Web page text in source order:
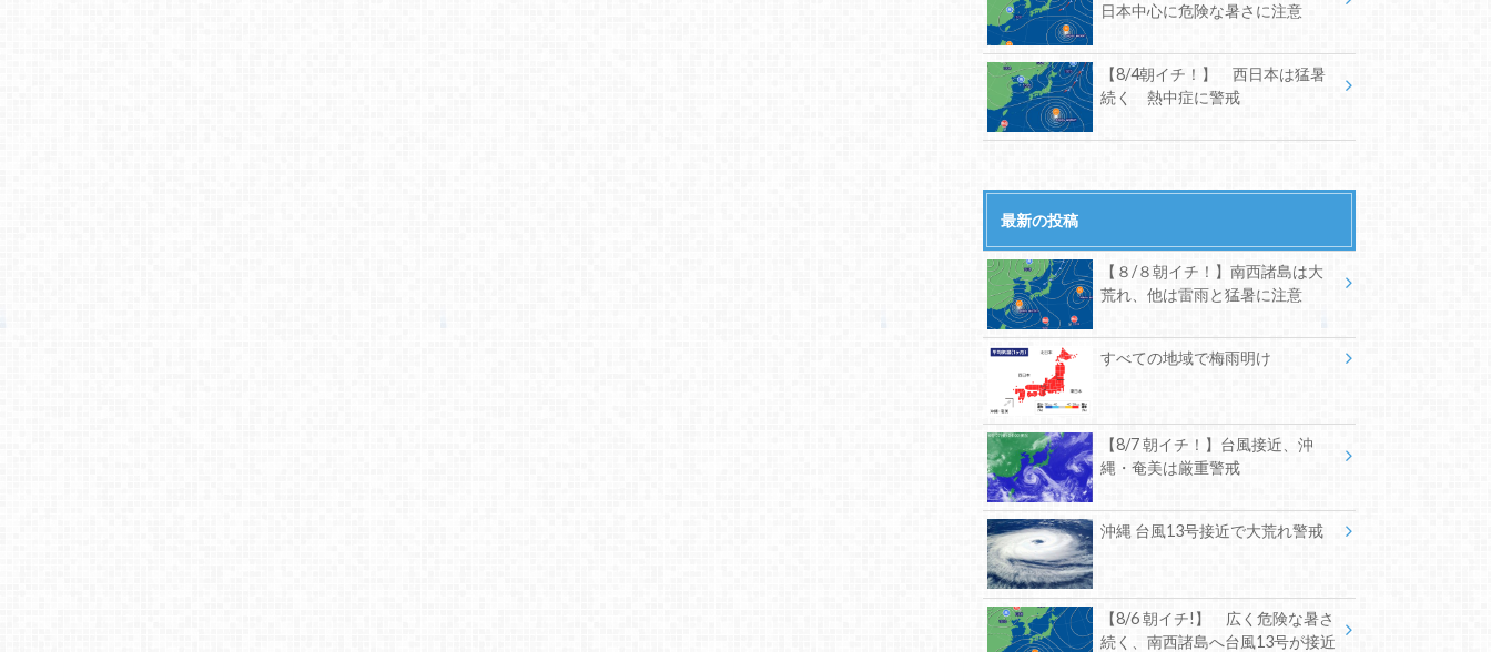
日本中心に危険な暑さに注意
【8/4朝イチ！】 西日本は猛暑
続く 熱中症に警戒
最新の投稿
【８/８朝イチ！】南西諸島は大
荒れ、他は雷雨と猛暑に注意
すべての地域で梅雨明け
【8/7 朝イチ！】台風接近、沖
縄・奄美は厳重警戒
沖縄 台風13号接近で大荒れ警戒
【8/6 朝イチ!】 広く危険な暑さ
続く、南西諸島へ台風13号が接近